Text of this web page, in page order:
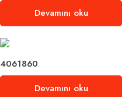
Devamını oku
4061860
Devamını oku